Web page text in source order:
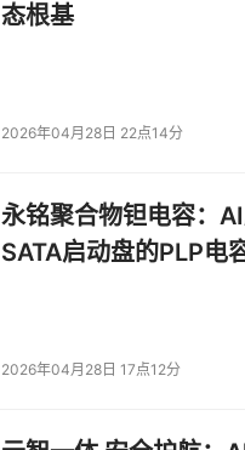
态根基
2026年04月28日 22点14分
永铭聚合物钽电容：
SATA启动盘的PLP电
2026年04月28日 17点12分